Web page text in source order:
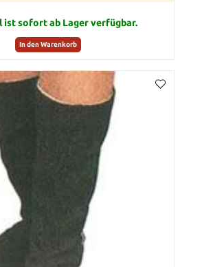
ist sofort ab Lager verfügbar.
In den Warenkorb